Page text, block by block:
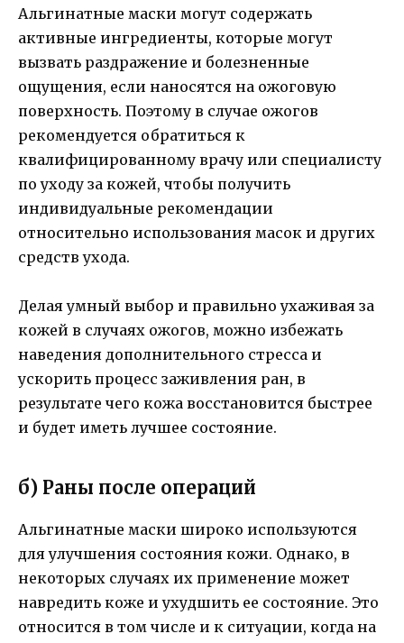
Альгинатные маски могут содержать
активные ингредиенты, которые могут
вызвать раздражение и болезненные
ощущения, если наносятся на ожоговую
поверхность. Поэтому в случае ожогов
рекомендуется обратиться к
квалифицированному врачу или специалисту
по уходу за кожей, чтобы получить
индивидуальные рекомендации
относительно использования масок и других
средств ухода.
Делая умный выбор и правильно ухаживая за
кожей в случаях ожогов, можно избежать
наведения дополнительного стресса и
ускорить процесс заживления ран, в
результате чего кожа восстановится быстрее
и будет иметь лучшее состояние.
б) Раны после операций
Альгинатные маски широко используются
для улучшения состояния кожи. Однако, в
некоторых случаях их применение может
навредить коже и ухудшить ее состояние. Это
относится в том числе и к ситуации, когда на